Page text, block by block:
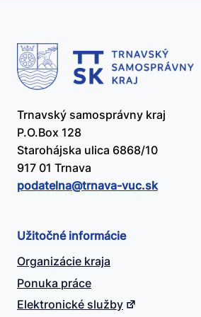
Trnavský samosprávny kraj
P.O.Box 128
Starohájska ulica 6868/10
917 01 Trnava
podatelna@​trnava-vuc.sk
Užitočné informácie
Organizácie kraja
Ponuka práce
Elektronické služby